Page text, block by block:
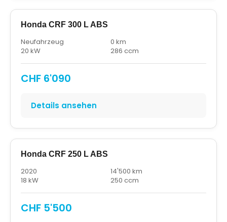
Honda CRF 300 L ABS
Neufahrzeug
0 km
20 kW
286 ccm
CHF 6'090
Details ansehen
Honda CRF 250 L ABS
2020
14'500 km
18 kW
250 ccm
CHF 5'500